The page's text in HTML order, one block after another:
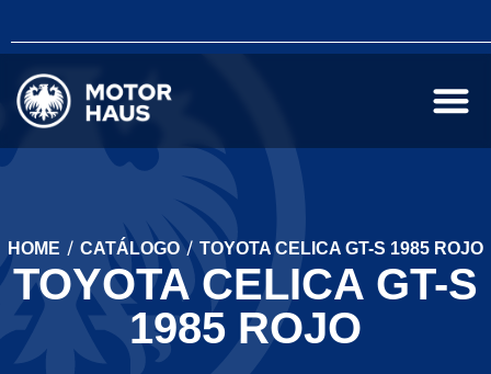
HOME / CATÁLOGO / TOYOTA CELICA GT-S 1985 ROJO
TOYOTA CELICA GT-S
1985 ROJO